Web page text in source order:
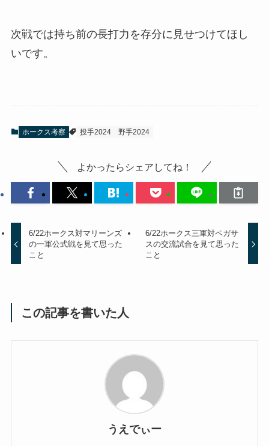
次戦では持ち前の長打力を存分に見せつけてほし
いです。
ホークス考察 投手2024 野手2024
よかったらシェアしてね！
6/22ホークス対マリーンズ
の一軍公式戦を見て思った
こと
6/22ホークス三軍対ペガサ
スの交流試合を見て思った
こと
この記事を書いた人
うえでぃー